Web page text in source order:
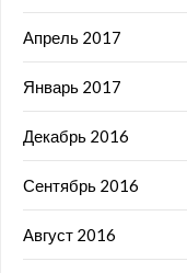
Апрель 2017
Январь 2017
Декабрь 2016
Сентябрь 2016
Август 2016